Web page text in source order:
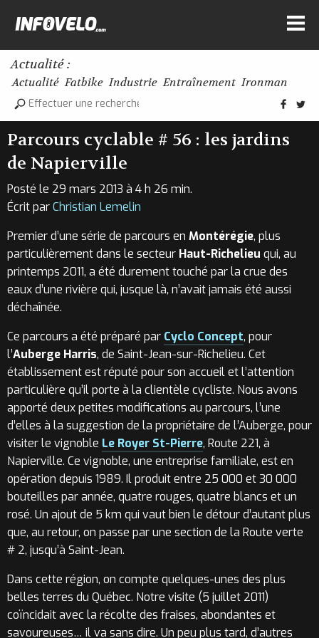
Actualité :
Actualité Fatbike Industrie Entraînement Ironman
Parcours cyclable # 56 : les jardins
de Napierville
Posté le 29 mars 2013 à 4 h 26 min.
Écrit parChristian Lemelin
Premier d’une série de parcours en Montérégie, plus
particulièrement dans le secteur Haut-Richelieu qui, au
printemps 2011, a été durement touché par la crue des
eaux d’une rivière qui, jusque là, n’avait jamais été aussi
déchaînée.
Ce parcours a été préparé par Cyclo Concept, pour
l’Auberge Harris, de Saint-Jean-sur-Richelieu. Cet
établissement est réputé pour son accueil et l’attention
particulière qu’il porte à la clientèle cycliste. Nous avons
apporté deux petites modifications au parcours, l’une
d’elles à la suggestion de la propriétaire de l’Auberge, pour
visiter le vignoble Le Royer St-Pierre, Route 221, à
Napierville. Ce vignoble, une entreprise familiale, est en
opération depuis 1989. Il produit entre 25 000 et 30 000
bouteilles par année, quatre rouges, quatre blancs et un
rosé. Un ajout de 5 km qui vaut bien le détour d’autant plus
que, au retour, on passe par une section de la Route verte
# 2, jusqu’à Saint-Jean.
Dans cette région, on compte quelques-unes des plus
belles terres du Québec. Notre visite (5 juillet 2011)
coïncidait avec la récolte des fraises, abondantes et
savoureuses… il va sans dire. Un peu plus tard, d’autres